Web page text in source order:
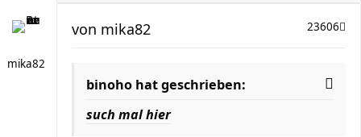
mika82
23606
von mika82
binoho hat geschrieben:
such mal hier